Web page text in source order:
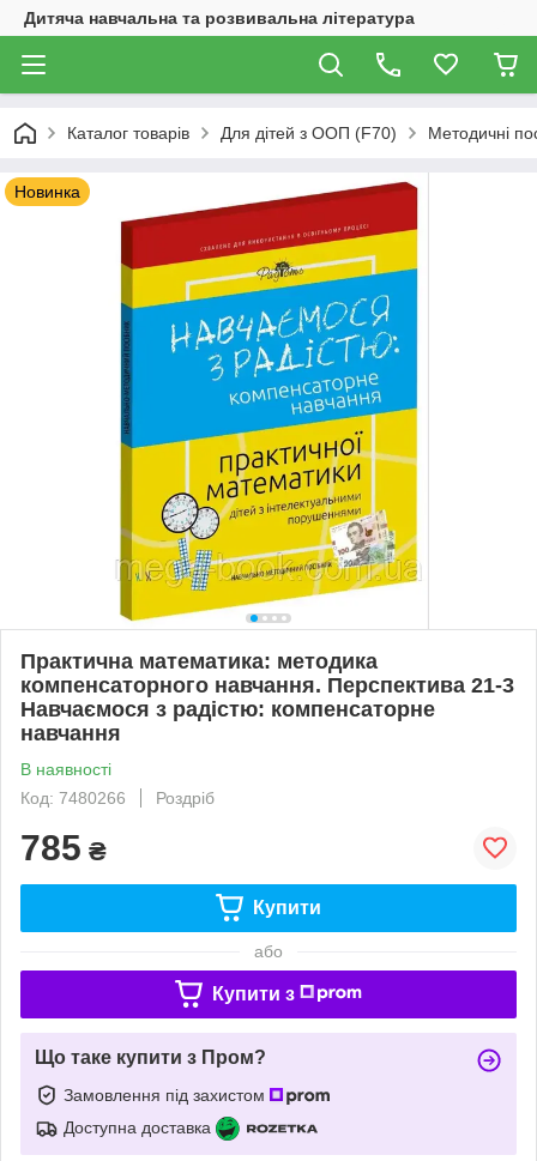
Дитяча навчальна та розвивальна література
Каталог товарів Для дітей з ООП (F70) Методичні
Новинка
Практична математика: методика
компенсаторного навчання. Перспектива 21-3
Навчаємося з радістю: компенсаторне
навчання
В наявності
Код: 7480266
Роздріб
785 ₴
Купити
або
Купити з
Що таке купити з Пром?
Замовлення під захистом
Доступна доставка